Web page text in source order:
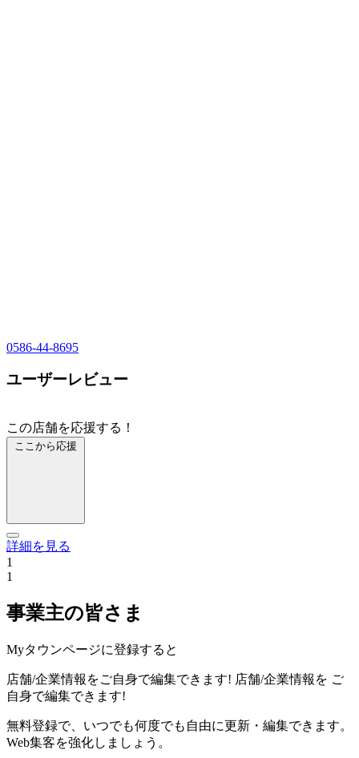
0586-44-8695
ユーザーレビュー
この店舗を応援する！
ここから応援
詳細を見る
1
1
事業主の皆さま
Myタウンページに登録すると
店舗/企業情報をご自身で編集できます! 店舗/企業情報を ご
自身で編集できます!
無料登録で、いつでも何度でも自由に更新・編集できます。
Web集客を強化しましょう。